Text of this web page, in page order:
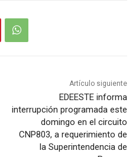
Artículo siguiente
EDEESTE informa
interrupción programada este
domingo en el circuito
CNP803, a requerimiento de
la Superintendencia de